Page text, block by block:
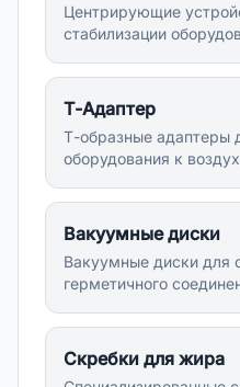
Центрирующие
стабилизации
Т-Адаптер
Т-образные адаптеры
оборудования к
Вакуумные диски
Вакуумные диски для
герметичного
Скребки для жира